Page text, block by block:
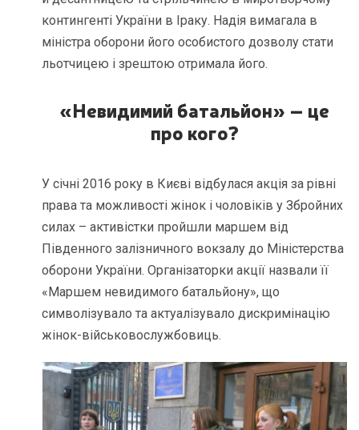
контингенті України в Іраку. Надія вимагала в
міністра оборони його особистого дозволу стати
льотчицею і зрештою отримала його.
«Невидимий батальйон» – це
про кого?
У січні 2016 року в Києві відбулася акція за рівні
права та можливості жінок і чоловіків у Збройних
силах – активістки пройшли маршем від
Південного залізничного вокзалу до Міністерства
оборони України. Організаторки акції назвали її
«Маршем невидимого батальйону», що
символізувало та актуалізувало дискримінацію
жінок-військовослужбовиць.